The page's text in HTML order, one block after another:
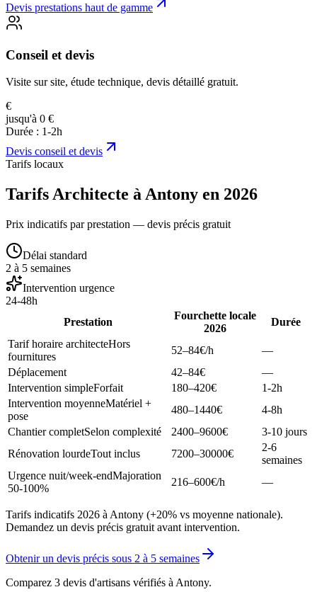
Devis prestations haut de gamme
Conseil et devis
Visite sur site, étude technique, devis détaillé gratuit.
€
jusqu'à 0 €
Durée : 1-2h
Devis conseil et devis
Tarifs locaux
Tarifs Architecte à Antony en 2026
Prix indicatifs par prestation — devis précis gratuit
Délai standard
2 à 5 semaines
Intervention urgence
24-48h
Prestation
Fourchette locale
2026
Durée
Tarif horaire architecteHors
fournitures
52–84€/h
—
Déplacement
42–84€
—
Intervention simpleForfait 180–420€
1-2h
Intervention moyenneMatériel +
pose
480–1440€
4-8h
Chantier completSelon complexité 2400–9600€
3-10 jours
Rénovation lourdeTout inclus 7200–30000€
2-6
semaines
Urgence nuit/week-endMajoration
50-100%
216–600€/h —
Tarifs indicatifs 2026 à Antony (+20% vs moyenne nationale).
Demandez un devis précis gratuit avant intervention.
Obtenir un devis précis sous 2 à 5 semaines
Comparez 3 devis d'artisans vérifiés à Antony.